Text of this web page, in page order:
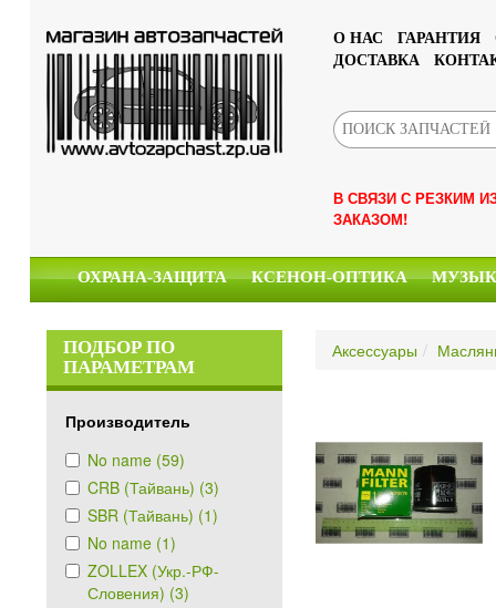
О НАС ГАРАНТИЯ
ДОСТАВКА
В СВЯЗИ С РЕЗКИМ
ЗАКАЗОМ!
ОХРАНА-ЗАЩИТА КСЕНОН-ОПТИКА
ПОДБОР ПО
ПАРАМЕТРАМ
Производитель
No name (59)
CRB (Тайвань) (3)
SBR (Тайвань) (1)
No name (1)
ZOLLEX (Укр.-РФ-
Словения) (3)
Аксессуары